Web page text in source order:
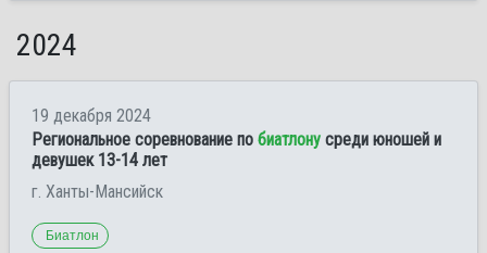
2024
19 декабря 2024
Региональное соревнование по биатлону среди юношей и
девушек 13-14 лет
г. Ханты-Мансийск
Биатлон